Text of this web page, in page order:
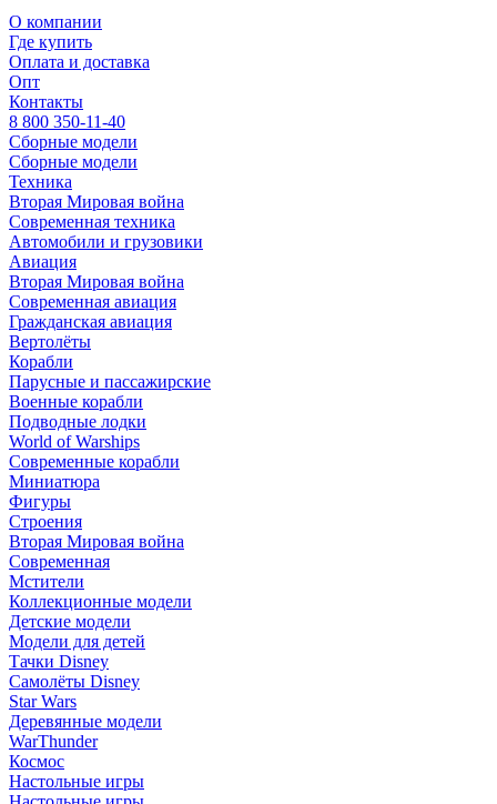
О компании
Где купить
Оплата и доставка
Опт
Контакты
8 800 350-11-40
Сборные модели
Сборные модели
Техника
Вторая Мировая война
Современная техника
Автомобили и грузовики
Авиация
Вторая Мировая война
Современная авиация
Гражданская авиация
Вертолёты
Корабли
Парусные и пассажирские
Военные корабли
Подводные лодки
World of Warships
Современные корабли
Миниатюра
Фигуры
Строения
Вторая Мировая война
Современная
Мстители
Коллекционные модели
Детские модели
Модели для детей
Тачки Disney
Самолёты Disney
Star Wars
Деревянные модели
WarThunder
Космос
Настольные игры